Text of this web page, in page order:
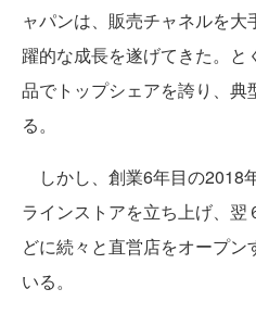
ャパンは、販売チャネルを
躍的な成長を遂げてきた。
品でトップシェアを誇り、典
る。
しかし、創業6年目の2018
ラインストアを立ち上げ、
どに続々と直営店をオープ
いる。